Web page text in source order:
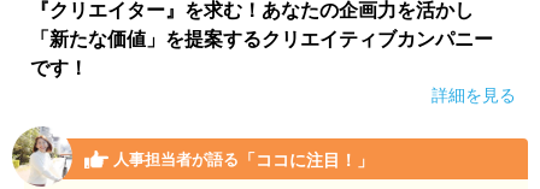
『クリエイター』を求む！あなたの企画力を活かし
「新たな価値」を提案するクリエイティブカンパニー
です！
詳細を見る
人事担当者が語る 「ココに注目！」